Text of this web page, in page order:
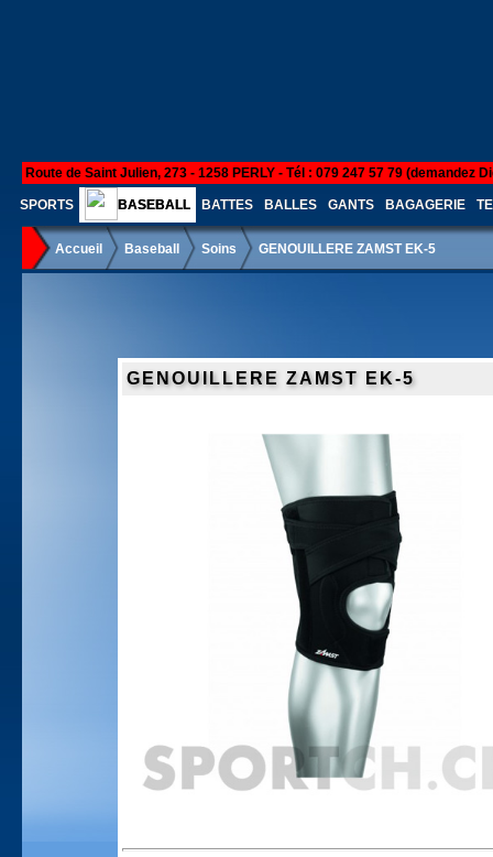
Route de Saint Julien, 273 - 1258 PERLY - Tél : 079 247 57 79 (demandez
SPORTS BASEBALL BATTES BALLES GANTS BAGAGERIE
Accueil Baseball Soins GENOUILLERE ZAMST EK-5
GENOUILLERE ZAMST EK-5